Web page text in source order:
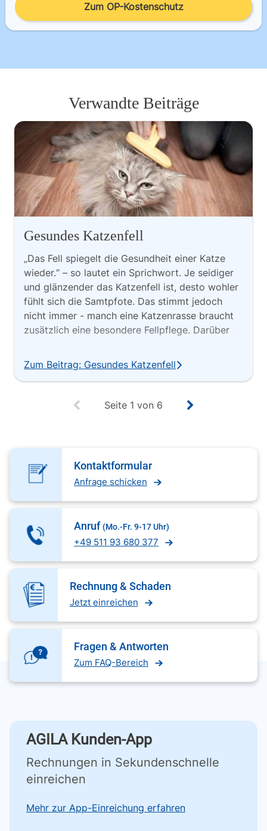
Zum OP-Kostenschutz
Verwandte Beiträge
Gesundes Katzenfell
„Das Fell spiegelt die Gesundheit einer Katze
wieder.“ – so lautet ein Sprichwort. Je seidiger
und glänzender das Katzenfell ist, desto wohler
fühlt sich die Samtpfote. Das stimmt jedoch
nicht immer - manch eine Katzenrasse braucht
zusätzlich eine besondere Fellpflege. Darüber
Alter, der gesundheitliche Zustand und
Vorbelastungen, wie Allergien oder Krankheiten,
Zum Beitrag: Gesundes Katzenfell
Seite 1 von 6
Kontaktformular
Anfrage schicken
Anruf (Mo.-Fr. 9-17 Uhr)
+49 511 93 680 377
Rechnung & Schaden
Jetzt einreichen
Fragen & Antworten
Zum FAQ-Bereich
AGILA Kunden-App
Rechnungen in Sekundenschnelle
einreichen
Mehr zur App-Einreichung erfahren